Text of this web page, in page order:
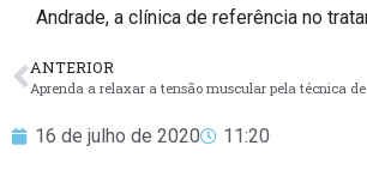
Andrade, a clínica de referência no
ANTERIOR
Aprenda a relaxar a tensão muscular pela técnica
16 de julho de 2020 11:20